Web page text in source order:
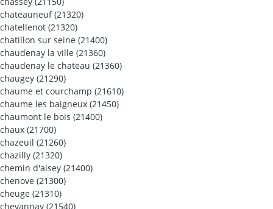
chateauneuf (21320)
chatellenot (21320)
chatillon sur seine (21400)
chaudenay la ville (21360)
chaudenay le chateau (21360)
chaugey (21290)
chaume et courchamp (21610)
chaume les baigneux (21450)
chaumont le bois (21400)
chaux (21700)
chazeuil (21260)
chazilly (21320)
chemin d'aisey (21400)
chenove (21300)
cheuge (21310)
chevannay (21540)